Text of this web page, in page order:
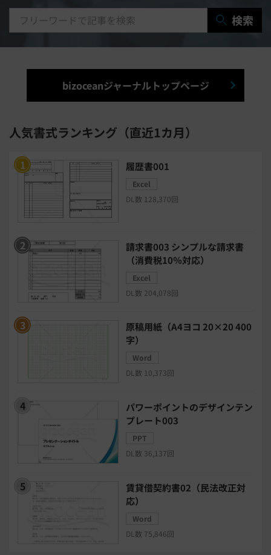
研修システム 受付システム
出張管理システム 賃貸管理システム
入退室管理システム 福利厚生システム
チャットボットツール
セキュリティシステム
安否確認(総務)システム 経費精算システム
日程調整システム
BIツール CTIシステム
クラウドPBX
モチベーション管理システム
リモートアクセスツール
電子請求書システム 人事評価システム
給与計算システム eラーニングシステム
検索
bizoceanジャーナルトップページ
人気書式ランキング（直近1カ月）
履歴書001
Excel
DL数 128,370回
請求書003 シンプルな請求書
（消費税10％対応）
Excel
DL数 204,078回
原稿用紙（A4ヨコ 20×20 400
字）
Word
DL数 10,373回
パワーポイントのデザインテン
プレート003
PPT
DL数 36,137回
賃貸借契約書02（民法改正対
応）
Word
DL数 75,846回